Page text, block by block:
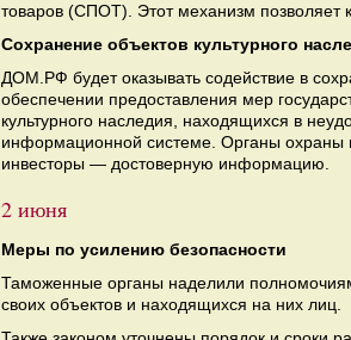
товаров (СПОТ). Этот механизм позволяет
Сохранение объектов культурного
ДОМ.РФ будет оказывать содействие в
обеспечении предоставления мер
культурного наследия, находящихся в
информационной системе. Органы охраны
инвесторы — достоверную информацию.
2 июня
Меры по усилению безопасности
Таможенные органы наделили
своих объектов и находящихся на них лиц.